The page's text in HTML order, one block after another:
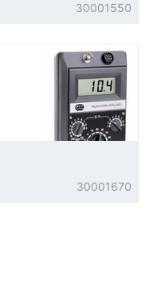
30001550
30001670